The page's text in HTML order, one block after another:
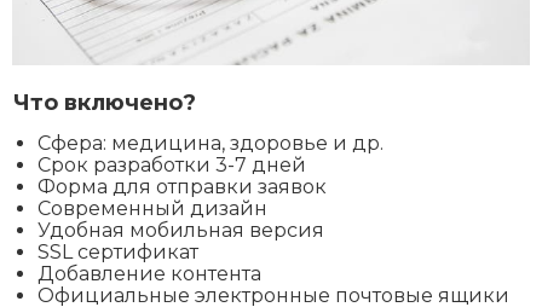
Что включено?
Сфера: медицина, здоровье и др.
Срок разработки 3-7 дней
Форма для отправки заявок
Современный дизайн
Удобная мобильная версия
SSL сертификат
Добавление контента
Официальные электронные почтовые ящики